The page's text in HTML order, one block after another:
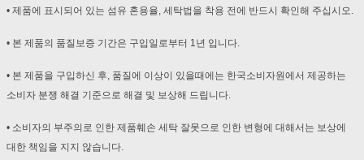
• 제품에 표시되어 있는 섬유 혼용율, 세탁법을 착용 전에 반드시 확인해 주십시오.
• 본 제품의 품질보증 기간은 구입일로부터 1년 입니다.
• 본 제품을 구입하신 후, 품질에 이상이 있을때에는 한국소비자원에서 제공하는
소비자 분쟁 해결 기준으로 해결 및 보상해 드립니다.
• 소비자의 부주의로 인한 제품훼손 세탁 잘못으로 인한 변형에 대해서는 보상에
대한 책임을 지지 않습니다.